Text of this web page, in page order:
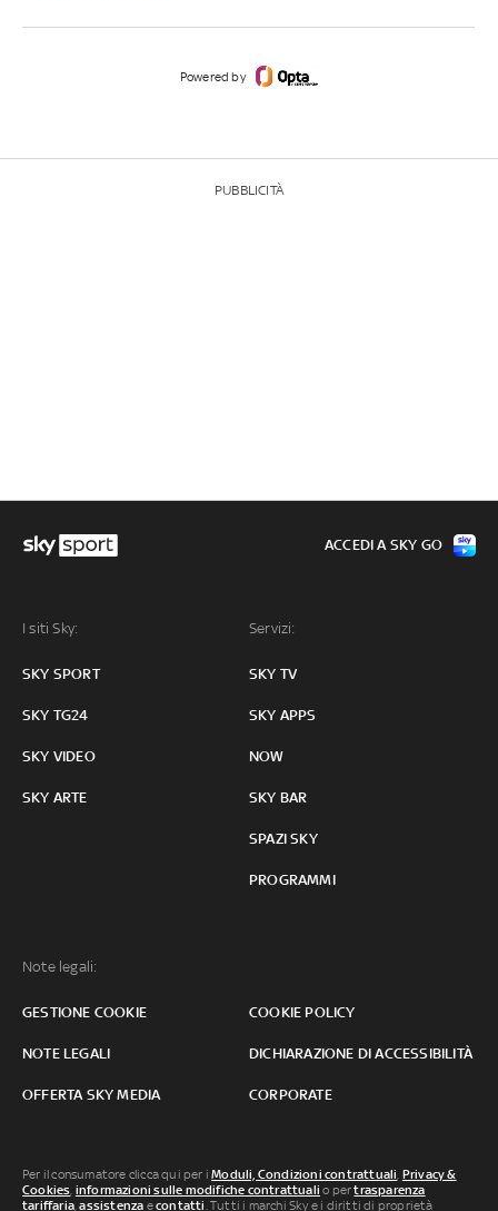
Powered by
PUBBLICITÀ
I siti Sky:
SKY SPORT
SKY TG24
SKY VIDEO
SKY ARTE
Servizi:
SKY TV
SKY APPS
NOW
SKY BAR
SPAZI SKY
PROGRAMMI
Note legali:
GESTIONE COOKIE COOKIE POLICY
NOTE LEGALI DICHIARAZIONE DI ACCESSIBILITÀ
OFFERTA SKY MEDIA CORPORATE
ACCEDI A SKY GO
Per il consumatore clicca qui per iModuli, Condizioni contrattuali, Privacy &
Cookies, informazioni sulle modifiche contrattuali o pertrasparenza
tariffaria,assistenza econtatti. Tutti i marchi Sky e i diritti di proprietà